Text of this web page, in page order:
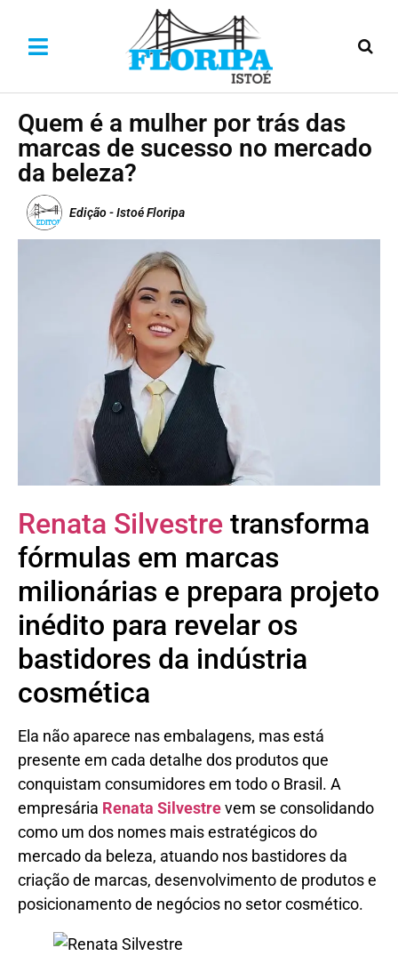
Quem é a mulher por trás das
marcas de sucesso no mercado
da beleza?
Edição - Istoé Floripa
Renata Silvestre transforma
fórmulas em marcas
milionárias e prepara projeto
inédito para revelar os
bastidores da indústria
cosmética
Ela não aparece nas embalagens, mas está
presente em cada detalhe dos produtos que
conquistam consumidores em todo o Brasil. A
empresária Renata Silvestrevem se consolidando
como um dos nomes mais estratégicos do
mercado da beleza, atuando nos bastidores da
criação de marcas, desenvolvimento de produtos e
posicionamento de negócios no setor cosmético.